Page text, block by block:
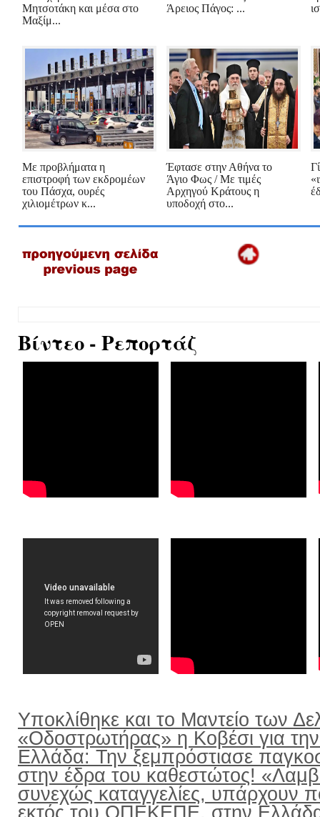
Μητσοτάκη και μέσα στο
Μαξίμ...
Άρειος Πάγος: ...
Με προβλήματα η
επιστροφή των εκδρομέων
του Πάσχα, ουρές
χιλιομέτρων κ...
Έφτασε στην Αθήνα το
Άγιο Φως / Με τιμές
Αρχηγού Κράτους η
υποδοχή στο...
Βίντεο - Ρεπορτάζ
Υποκλίθηκε και το Μαντείο των
«Οδοστρωτήρας» η Κοβέσι για
Ελλάδα: Την ξεμπρόστιασε
στην έδρα του καθεστώτος!
συνεχώς καταγγελίες, υπάρχουν
εκτός του ΟΠΕΚΕΠΕ, στην